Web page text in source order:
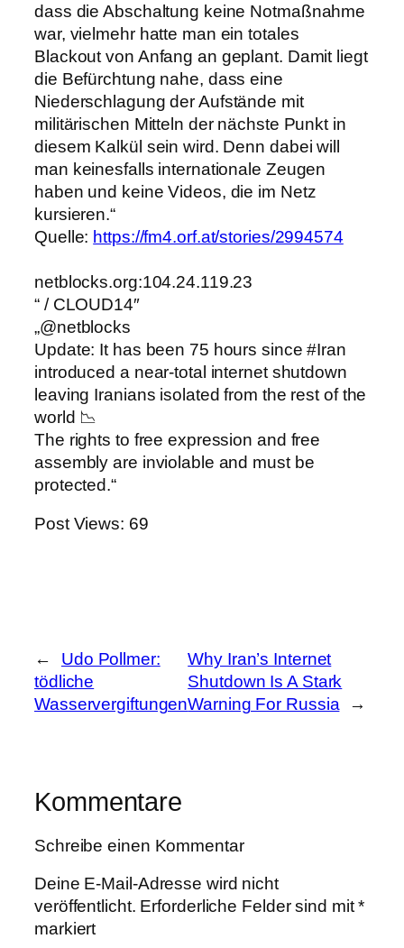
dass die Abschaltung keine Notmaßnahme
war, vielmehr hatte man ein totales
Blackout von Anfang an geplant. Damit liegt
die Befürchtung nahe, dass eine
Niederschlagung der Aufstände mit
militärischen Mitteln der nächste Punkt in
diesem Kalkül sein wird. Denn dabei will
man keinesfalls internationale Zeugen
haben und keine Videos, die im Netz
kursieren.“
Quelle: https://fm4.orf.at/stories/2994574
netblocks.org:104.24.119.23
“ / CLOUD14″
„@netblocks
Update: It has been 75 hours since #Iran
introduced a near-total internet shutdown
leaving Iranians isolated from the rest of the
world 📉
The rights to free expression and free
assembly are inviolable and must be
protected.“
Post Views: 69
←
Udo Pollmer:
tödliche
Wasservergiftungen
Why Iran’s Internet
Shutdown Is A Stark
Warning For Russia
→
Kommentare
Schreibe einen Kommentar
Deine E-Mail-Adresse wird nicht
veröffentlicht. Erforderliche Felder sind mit*
markiert